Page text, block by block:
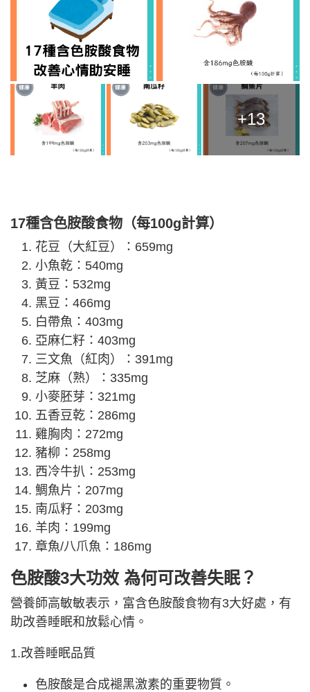
+13
17種含色胺酸食物（每100g計算）
花豆（大紅豆）：659mg
小魚乾：540mg
黃豆：532mg
黑豆：466mg
白帶魚：403mg
亞麻仁籽：403mg
三文魚（紅肉）：391mg
芝麻（熟）：335mg
小麥胚芽：321mg
五香豆乾：286mg
雞胸肉：272mg
豬柳：258mg
西冷牛扒：253mg
鯛魚片：207mg
南瓜籽：203mg
羊肉：199mg
章魚/八爪魚：186mg
色胺酸3大功效 為何可改善失眠？
營養師高敏敏表示，富含色胺酸食物有3大好處，有
助改善睡眠和放鬆心情。
1.改善睡眠品質
色胺酸是合成褪黑激素的重要物質。